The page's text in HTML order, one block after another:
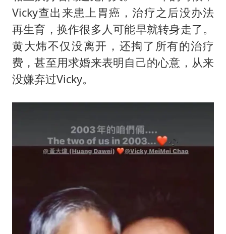
Vicky查出来患上胃癌，治疗之后没办法
再生育，换作很多人可能早就转身走了。
黄大炜不仅没离开，还掏了所有的治疗
费，甚至用求婚来表明自己的心意，从来
没嫌弃过Vicky。